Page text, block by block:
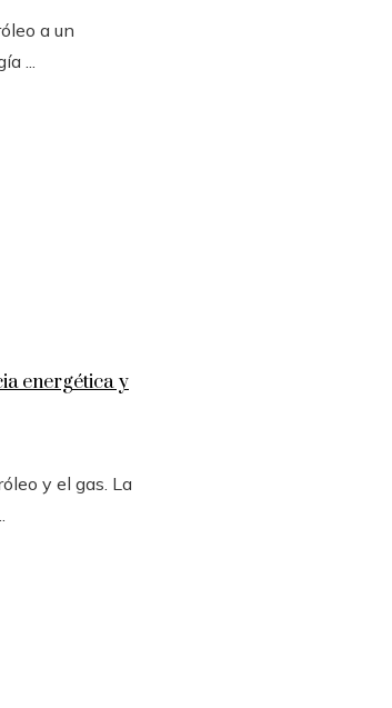
a un
...
energética y
y el gas. La